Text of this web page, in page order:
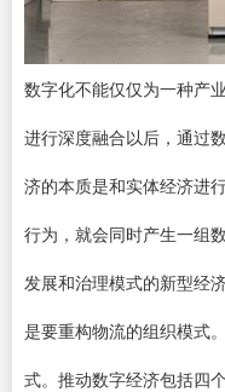
数字化不能仅仅为一种产
进行深度融合以后，通过
济的本质是和实体经济进
行为，就会同时产生一组
发展和治理模式的新型经
是要重构物流的组织模式
式。推动数字经济包括四